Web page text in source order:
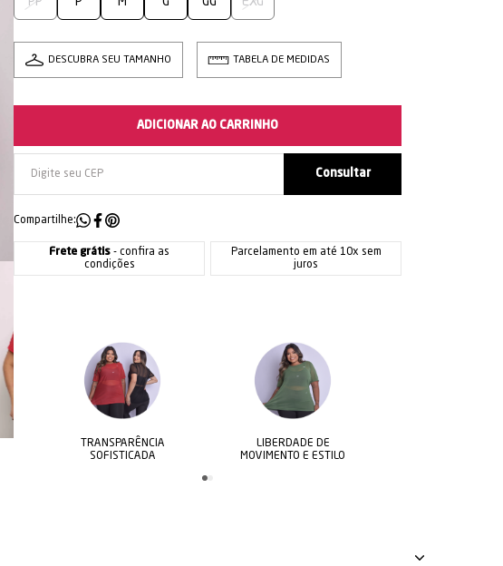
DESCUBRA SEU TAMANHO TABELA DE MEDIDAS
ADICIONAR AO CARRINHO
Compartilhe:
Frete grátis - confira as
condições
Parcelamento em até 10x sem
juros
LIBERDADE DE
MOVIMENTO E ESTILO
FRESCOR O DIA TODO